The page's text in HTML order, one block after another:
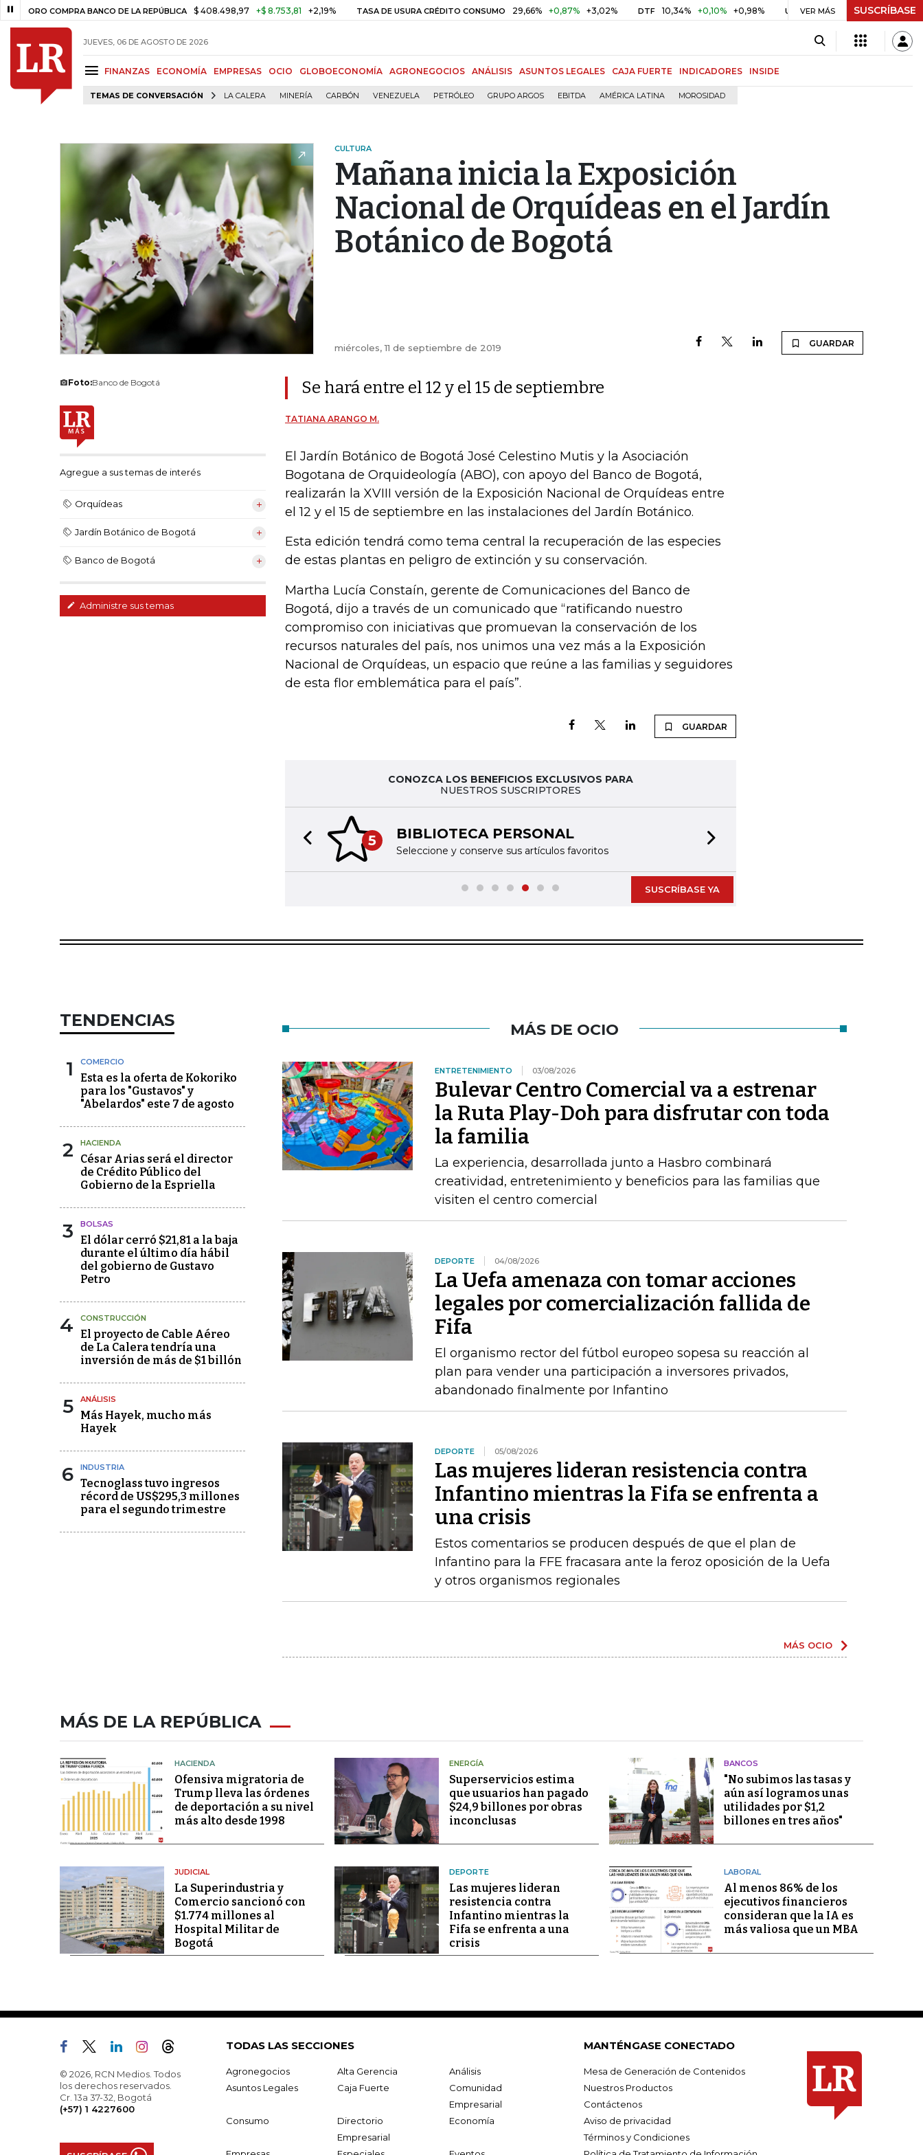
COMPRA BANCO DE LA REPÚBLICA $ 408.498,97 +$ 8.753,81 +2,19% TASA DE USURA CRÉDITO CONSUMO 29,66% +0,87% +3,02% DTF 10,34% +0,10% +0,98% UVR $ 416,86 +$ 0,05 +0,01%
VER MÁS SUSCRÍBASE
JUEVES, 06 DE AGOSTO DE 2026
FINANZAS ECONOMÍA EMPRESAS OCIO GLOBOECONOMÍA AGRONEGOCIOS ANÁLISIS ASUNTOS LEGALES CAJA FUERTE INDICADORES INSIDE
TEMAS DE CONVERSACIÓN LA CALERA MINERÍA CARBÓN VENEZUELA PETRÓLEO GRUPO ARGOS EBITDA AMÉRICA LATINA MOROSIDAD
CULTURA
Mañana inicia la Exposición
Nacional de Orquídeas en el Jardín
Botánico de Bogotá
miércoles, 11 de septiembre de 2019 GUARDAR
Foto:Banco de Bogotá
Agregue a sus temas de interés
Orquídeas
Jardín Botánico de Bogotá
Banco de Bogotá
Administre sus temas
Se hará entre el 12 y el 15 de septiembre
TATIANA ARANGO M.
El Jardín Botánico de Bogotá José Celestino Mutis y la Asociación
Bogotana de Orquideología (ABO), con apoyo del Banco de Bogotá,
realizarán la XVIII versión de la Exposición Nacional de Orquídeas entre
el 12 y el 15 de septiembre en las instalaciones del Jardín Botánico.
Esta edición tendrá como tema central la recuperación de las especies
de estas plantas en peligro de extinción y su conservación.
Martha Lucía Constaín, gerente de Comunicaciones del Banco de
Bogotá, dijo a través de un comunicado que “ratificando nuestro
compromiso con iniciativas que promuevan la conservación de los
recursos naturales del país, nos unimos una vez más a la Exposición
Nacional de Orquídeas, un espacio que reúne a las familias y seguidores
de esta flor emblemática para el país”.
GUARDAR
CONOZCA LOS BENEFICIOS EXCLUSIVOS PARA
NUESTROS SUSCRIPTORES
5 BIBLIOTECA PERSONAL
Seleccione y conserve sus artículos favoritos
Previous slide
SUSCRÍBASE YA
TENDENCIAS
1 COMERCIO
Esta es la oferta de Kokoriko
para los "Gustavos" y
"Abelardos" este 7 de agosto
2 HACIENDA
César Arias será el director
de Crédito Público del
Gobierno de la Espriella
3 BOLSAS
El dólar cerró $21,81 a la baja
durante el último día hábil
del gobierno de Gustavo
Petro
4 CONSTRUCCIÓN
El proyecto de Cable Aéreo
de La Calera tendría una
inversión de más de $1 billón
5 ANÁLISIS
Más Hayek, mucho más
Hayek
6 INDUSTRIA
Tecnoglass tuvo ingresos
récord de US$295,3 millones
para el segundo trimestre
MÁS DE OCIO
ENTRETENIMIENTO 03/08/2026
Bulevar Centro Comercial va a estrenar
la Ruta Play-Doh para disfrutar con toda
la familia
La experiencia, desarrollada junto a Hasbro combinará
creatividad, entretenimiento y beneficios para las familias que
visiten el centro comercial
DEPORTE 04/08/2026
La Uefa amenaza con tomar acciones
legales por comercialización fallida de
Fifa
El organismo rector del fútbol europeo sopesa su reacción al
plan para vender una participación a inversores privados,
abandonado finalmente por Infantino
DEPORTE 05/08/2026
Las mujeres lideran resistencia contra
Infantino mientras la Fifa se enfrenta a
una crisis
Estos comentarios se producen después de que el plan de
Infantino para la FFE fracasara ante la feroz oposición de la Uefa
y otros organismos regionales
MÁS OCIO
MÁS DE LA REPÚBLICA
HACIENDA
Ofensiva migratoria de
Trump lleva las órdenes
de deportación a su nivel
más alto desde 1998
ENERGÍA
Superservicios estima
que usuarios han pagado
$24,9 billones por obras
inconclusas
BANCOS
"No subimos las tasas y
aún así logramos unas
utilidades por $1,2
billones en tres años"
JUDICIAL
La Superindustria y
Comercio sancionó con
$1.774 millones al
Hospital Militar de
Bogotá
DEPORTE
Las mujeres lideran
resistencia contra
Infantino mientras la
Fifa se enfrenta a una
crisis
LABORAL
Al menos 86% de los
ejecutivos financieros
consideran que la IA es
más valiosa que un MBA
© 2026, RCN Medios. Todos
los derechos reservados.
Cr. 13a 37-32, Bogotá
(+57) 1 4227600
TODAS LAS SECCIONES
Agronegocios Alta Gerencia
Análisis
Asuntos Legales
Caja Fuerte
Comunidad
Empresarial
Consumo
Directorio
Empresarial
Economía
MANTÉNGASE CONECTADO
Mesa de Generación de Contenidos
Nuestros Productos
Contáctenos
Aviso de privacidad
Términos y Condiciones